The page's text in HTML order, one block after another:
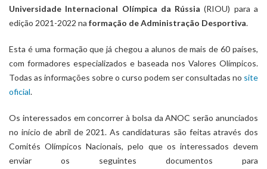
Universidade Internacional Olímpica da Rússia (RIOU) para a
edição 2021-2022 na formação de Administração Desportiva.
Esta é uma formação que já chegou a alunos de mais de 60 países,
com formadores especializados e baseada nos Valores Olímpicos.
Todas as informações sobre o curso podem ser consultadas no site
oficial.
Os interessados em concorrer à bolsa da ANOC serão anunciados
no início de abril de 2021. As candidaturas são feitas através dos
Comités Olímpicos Nacionais, pelo qu​​e os interessados devem
enviar os seguintes documentos para